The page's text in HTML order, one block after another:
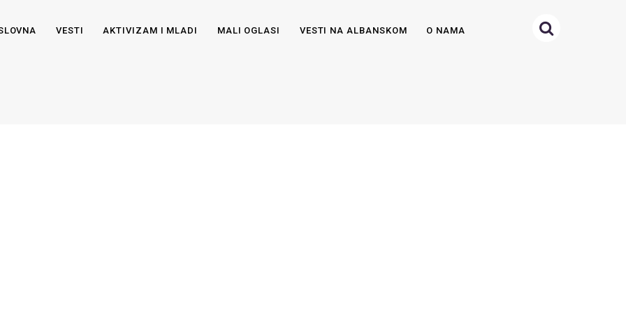
VESTI AKTIVIZAM I MLADI MALI OGLASI VESTI NA ALBANSKOM O NAMA